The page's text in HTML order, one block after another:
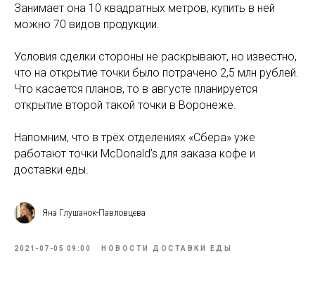
Занимает она 10 квадратных метров, купить в ней
можно 70 видов продукции.
Условия сделки стороны не раскрывают, но известно,
что на открытие точки было потрачено 2,5 млн рублей.
Что касается планов, то в августе планируется
открытие второй такой точки в Воронеже.
Напомним, что в трёх отделениях «Сбера» уже
работают точки McDonald’s для заказа кофе и
доставки еды.
Яна Глушанок-Павловцева
2021-07-05 09:00 НОВОСТИ ДОСТАВКИ ЕДЫ